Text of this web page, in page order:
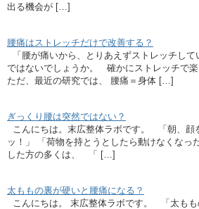
出る機会が […]
腰痛はストレッチだけで改善する？
「腰が痛いから、とりあえずストレッチし
ではないでしょうか。 確かにストレッチで
ただ、最近の研究では、 腰痛＝身体 […]
ぎっくり腰は突然ではない？
こんにちは。末広整体ラボです。 「朝、顔
ッ！」 「荷物を持とうとしたら動けなくな
した方の多くは、 「 […]
太ももの裏が硬いと腰痛になる？
こんにちは。 末広整体ラボです。 「太も